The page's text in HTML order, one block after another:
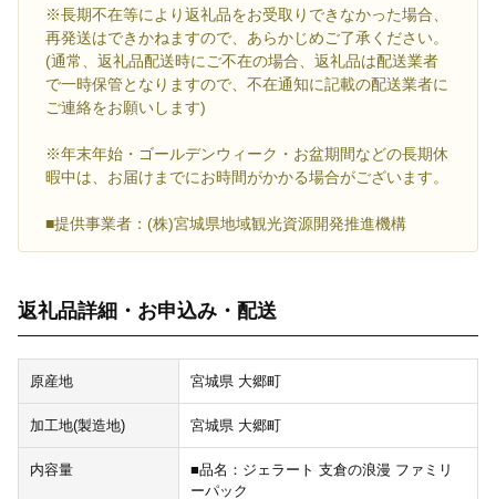
※長期不在等により返礼品をお受取りできなかった場合、
再発送はできかねますので、あらかじめご了承ください。
(通常、返礼品配送時にご不在の場合、返礼品は配送業者
で一時保管となりますので、不在通知に記載の配送業者に
ご連絡をお願いします)
※年末年始・ゴールデンウィーク・お盆期間などの長期休
暇中は、お届けまでにお時間がかかる場合がございます。
■提供事業者：(株)宮城県地域観光資源開発推進機構
返礼品詳細・お申込み・配送
原産地 宮城県 大郷町
加工地(製造地) 宮城県 大郷町
内容量
■品名：ジェラート 支倉の浪漫 ファミリ
ーパック